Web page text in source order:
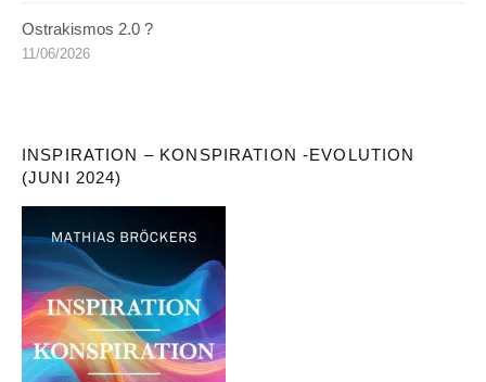
Ostrakismos 2.0 ?
11/06/2026
INSPIRATION – KONSPIRATION -EVOLUTION
(JUNI 2024)